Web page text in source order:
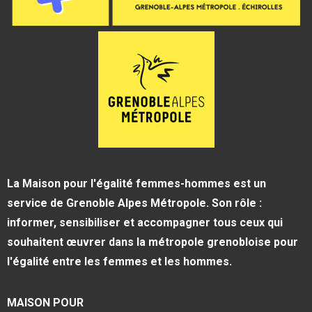
La Maison pour l'égalité femmes-hommes est un
service de Grenoble Alpes Métropole. Son rôle :
informer, sensibiliser et accompagner tous ceux qui
souhaitent œuvrer dans la métropole grenobloise pour
l'égalité entre les femmes et les hommes.
MAISON POUR